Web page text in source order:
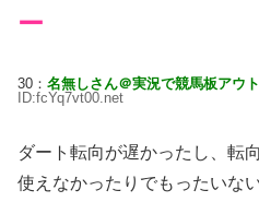
ー
30： 名無しさん＠実況で競馬板アウト
ID:fcYq7vt00.net
ダート転向が遅かったし、転
使えなかったりでもったいな